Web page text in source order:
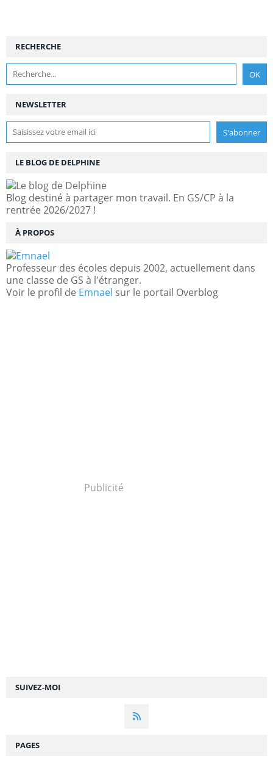
NEWSLETTER
SUIVEZ-MOI
RECHERCHE
LE BLOG DE DELPHINE
Blog destiné à partager mon travail. En GS/CP à la
rentrée 2026/2027 !
À PROPOS
Professeur des écoles depuis 2002, actuellement dans
une classe de GS à l'étranger.
Voir le profil de Emnael sur le portail Overblog
Publicité
PAGES